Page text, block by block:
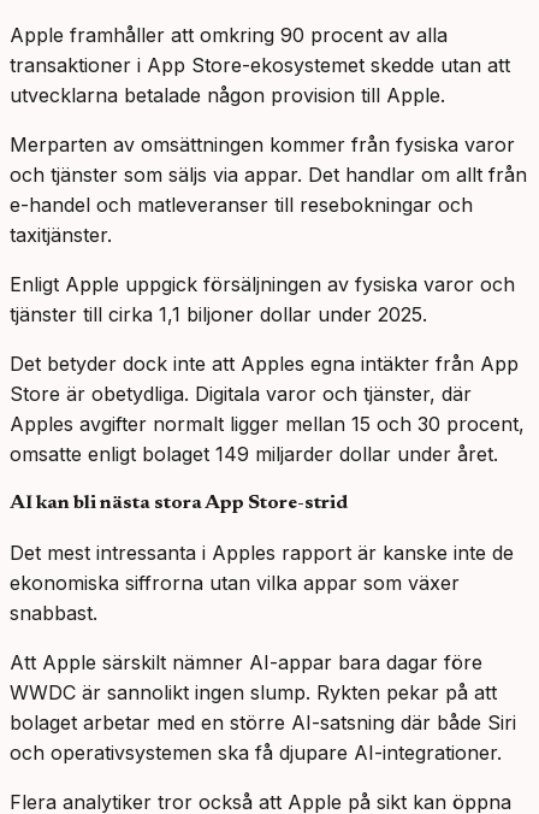
Apple framhåller att omkring 90 procent av alla
transaktioner i App Store-ekosystemet skedde utan att
utvecklarna betalade någon provision till Apple.
Merparten av omsättningen kommer från fysiska varor
och tjänster som säljs via appar. Det handlar om allt från
e-handel och matleveranser till resebokningar och
taxitjänster.
Enligt Apple uppgick försäljningen av fysiska varor och
tjänster till cirka 1,1 biljoner dollar under 2025.
Det betyder dock inte att Apples egna intäkter från App
Store är obetydliga. Digitala varor och tjänster, där
Apples avgifter normalt ligger mellan 15 och 30 procent,
omsatte enligt bolaget 149 miljarder dollar under året.
AI kan bli nästa stora App Store-strid
Det mest intressanta i Apples rapport är kanske inte de
ekonomiska siffrorna utan vilka appar som växer
snabbast.
Att Apple särskilt nämner AI-appar bara dagar före
WWDC är sannolikt ingen slump. Rykten pekar på att
bolaget arbetar med en större AI-satsning där både Siri
och operativsystemen ska få djupare AI-integrationer.
Flera analytiker tror också att Apple på sikt kan öppna